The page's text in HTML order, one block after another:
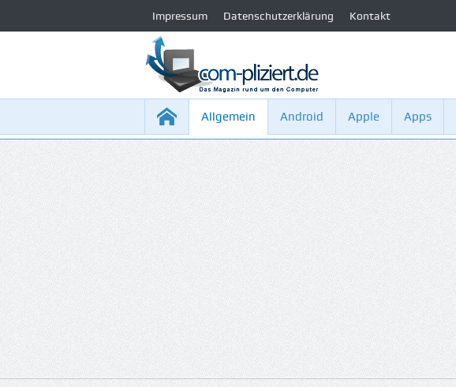
Impressum Datenschutzerklärung Kontakt
Allgemein Android Apple Apps